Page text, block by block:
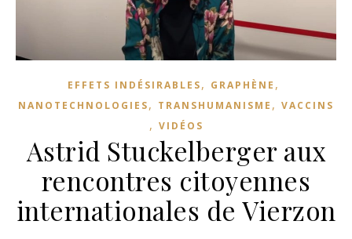
EFFETS INDÉSIRABLES, GRAPHÈNE ,
NANOTECHNOLOGIES, TRANSHUMANISME , VACCINS
, VIDÉOS
Astrid Stuckelberger aux
rencontres citoyennes
internationales de Vierzon